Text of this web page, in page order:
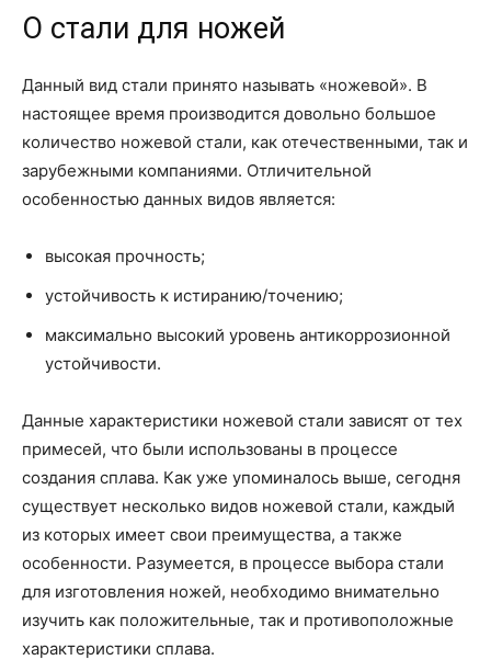
О стали для ножей
Данный вид стали принято называть «ножевой». В
настоящее время производится довольно большое
количество ножевой стали, как отечественными, так и
зарубежными компаниями. Отличительной
особенностью данных видов является:
высокая прочность;
устойчивость к истиранию/точению;
максимально высокий уровень антикоррозионной
устойчивости.
Данные характеристики ножевой стали зависят от тех
примесей, что были использованы в процессе
создания сплава. Как уже упоминалось выше, сегодня
существует несколько видов ножевой стали, каждый
из которых имеет свои преимущества, а также
особенности. Разумеется, в процессе выбора стали
для изготовления ножей, необходимо внимательно
изучить как положительные, так и противоположные
характеристики сплава.